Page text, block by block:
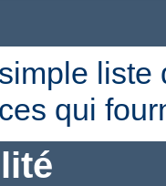
liste
qui